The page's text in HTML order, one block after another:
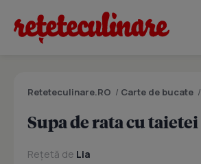
Reteteculinare.RO / Carte de bucate /
Supa de rata cu taietei
Rețetă de Lia